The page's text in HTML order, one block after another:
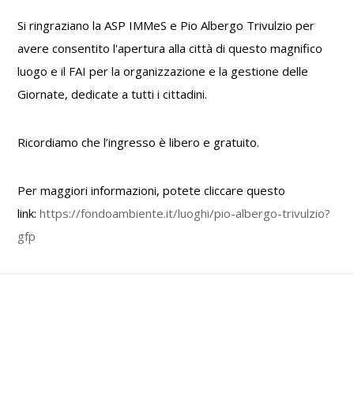
Si ringraziano la ASP IMMeS e Pio Albergo Trivulzio per
avere consentito l'apertura alla città di questo magnifico
luogo e il FAI per la organizzazione e la gestione delle
Giornate, dedicate a tutti i cittadini.
Ricordiamo che l’ingresso è libero e gratuito.
Per maggiori informazioni, potete cliccare questo
link:https://fondoambiente.it/luoghi/pio-albergo-trivulzio?
gfp